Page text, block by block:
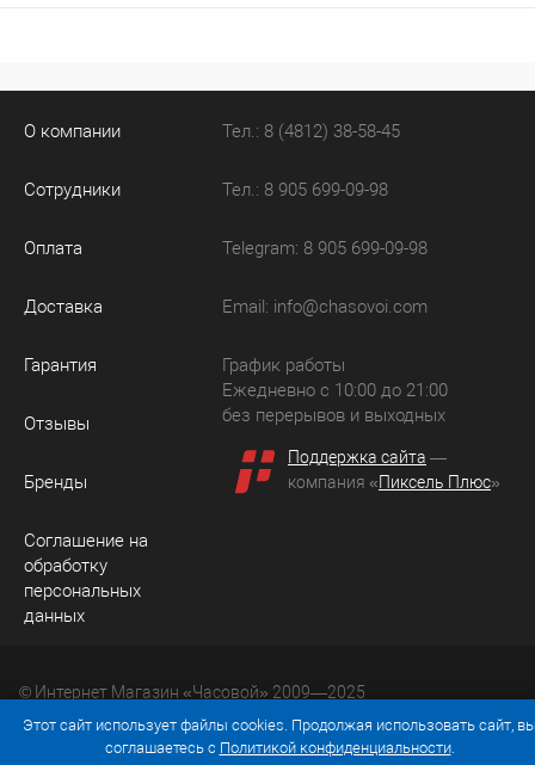
О компании
Сотрудники
Оплата
Доставка
Гарантия
Отзывы
Бренды
Соглашение на
обработку
персональных
данных
Тел.: 8 (4812) 38-58-45
Тел.: 8 905 699-09-98
Telegram: 8 905 699-09-98
Email: info@chasovoi.com
График работы
Ежедневно с 10:00 до 21:00
без перерывов и выходных
Поддержка сайта —
компания «Пиксель Плюс»
© Интернет Магазин «Часовой» 2009—2025
Юридический адрес: 214036 Россия, г. Смоленск, ул.
Рыленкова, д. 61а, кв. 24.
Этот сайт использует файлы cookies. Продолжая использовать сайт,
соглашаетесь с Политикой конфиденциальности.